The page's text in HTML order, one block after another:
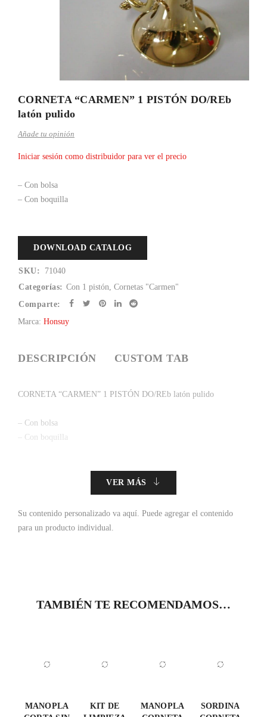
CORNETA “CARMEN” 1 PISTÓN DO/REb
latón pulido
Añade tu opinión
Iniciar sesión como distribuidor para ver el precio
– Con bolsa
– Con boquilla
DOWNLOAD CATALOG
SKU:
71040
Categorías: Con 1 pistón Cornetas "Carmen"
Comparte:
Marca: Honsuy
DESCRIPCIÓN CUSTOM TAB
CORNETA “CARMEN” 1 PISTÓN DO/REb latón pulido
– Con bolsa
– Con boquilla
VER MÁS
Su contenido personalizado va aquí. Puede agregar el contenido
para un producto individual.
TAMBIÉN TE RECOMENDAMOS…
MANOPLA
KIT DE
MANOPLA
SORDINA